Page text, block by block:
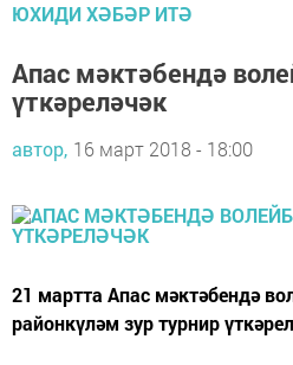
ЮХИДИ ХӘБӘР ИТӘ
Апас мәктәбендә
үткәреләчәк
автор, 16 март 2018 - 18:00
21 мартта Апас мәктәбендә
районкүләм зур турнир